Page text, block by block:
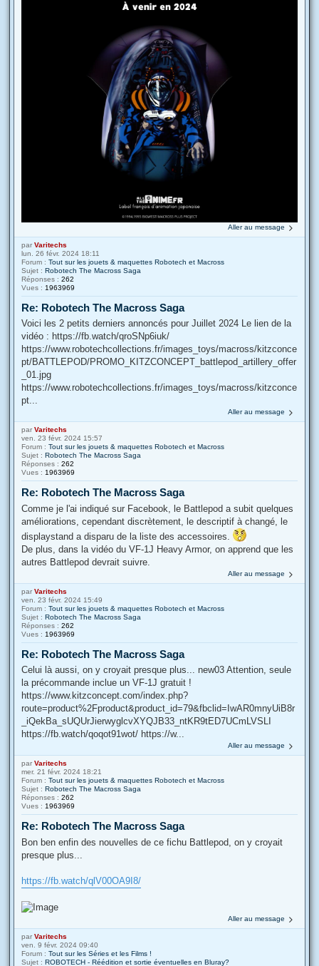
Aller au message
par Varitechs
lun. 26 févr. 2024 18:11
Forum : Tout sur les jouets & maquettes Robotech et Macross
Sujet : Robotech The Macross Saga
Réponses : 262
Vues : 1963969
Re: Robotech The Macross Saga
Voici les 2 petits derniers annoncés pour Juillet 2024 Le lien de la
vidéo : https://fb.watch/qroSNp6iuk/
https://www.robotechcollections.fr/images_toys/macross/kitzconce
pt/BATTLEPOD/PROMO_KITZCONCEPT_battlepod_artillery_offer
_01.jpg
https://www.robotechcollections.fr/images_toys/macross/kitzconce
pt...
Aller au message
par Varitechs
ven. 23 févr. 2024 15:57
Forum : Tout sur les jouets & maquettes Robotech et Macross
Sujet : Robotech The Macross Saga
Réponses : 262
Vues : 1963969
Re: Robotech The Macross Saga
Comme je l'ai indiqué sur Facebook, le Battlepod a subit quelques
améliorations, cependant discrètement, le descriptif à changé, le
displaystand a disparu de la liste des accessoires.
De plus, dans la vidéo du VF-1J Heavy Armor, on apprend que les
autres Battlepod devrait suivre.
Aller au message
par Varitechs
ven. 23 févr. 2024 15:49
Forum : Tout sur les jouets & maquettes Robotech et Macross
Sujet : Robotech The Macross Saga
Réponses : 262
Vues : 1963969
Re: Robotech The Macross Saga
Celui là aussi, on y croyait presque plus... new03 Attention, seule
la précommande inclue un VF-1J gratuit !
https://www.kitzconcept.com/index.php?
route=product%2Fproduct&product_id=79&fbclid=IwAR0mnyUiB8r
_iQekBa_sUQUrJierwyglcvXYQJB33_ntKR9tED7UCmLVSLI
https://fb.watch/qoqot91wot/ https://w...
Aller au message
par Varitechs
mer. 21 févr. 2024 18:21
Forum : Tout sur les jouets & maquettes Robotech et Macross
Sujet : Robotech The Macross Saga
Réponses : 262
Vues : 1963969
Re: Robotech The Macross Saga
Bon ben enfin des nouvelles de ce fichu Battlepod, on y croyait
presque plus...
https://fb.watch/qlV00OA9I8/
Aller au message
par Varitechs
ven. 9 févr. 2024 09:40
Forum : Tout sur les Séries et les Films !
Sujet : ROBOTECH - Réédition et sortie éventuelles en Bluray?